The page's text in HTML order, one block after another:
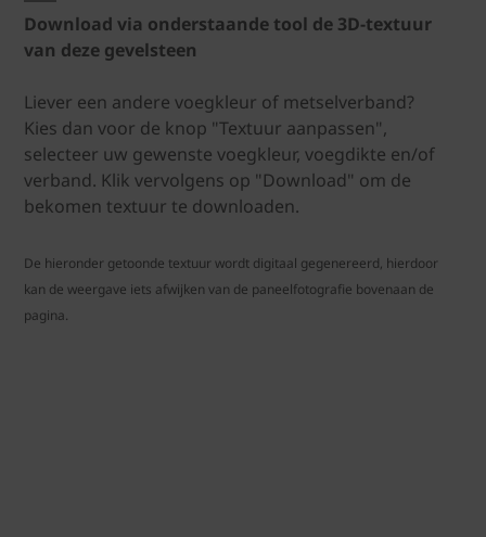
Download via onderstaande tool de 3D-textuur
van deze gevelsteen
Liever een andere voegkleur of metselverband?
Kies dan voor de knop "Textuur aanpassen",
selecteer uw gewenste voegkleur, voegdikte en/of
verband. Klik vervolgens op "Download" om de
bekomen textuur te downloaden.
De hieronder getoonde textuur wordt digitaal gegenereerd, hierdoor
kan de weergave iets afwijken van de paneelfotografie bovenaan de
pagina.